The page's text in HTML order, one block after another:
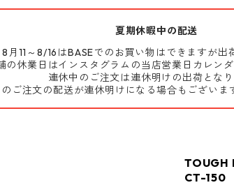
夏期休暇中の配送
8月11～8/16はBASEでのお買い物はできますが出
の休業日はインスタグラムの当店営業日カレンダ
連休中のご注文は連休明けの出荷となり
ご注文の配送が連休明けになる場合もございま
TOUGH
CT-150